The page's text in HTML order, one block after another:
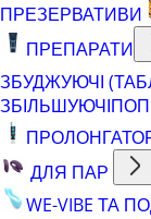
ПРЕЗЕРВАТИВИ
ПРЕПАРАТИ
ЗБУДЖУЮЧІ
ЗБІЛЬШУЮЧІ
ДЛЯ ПАР
WE-VIBE ТА